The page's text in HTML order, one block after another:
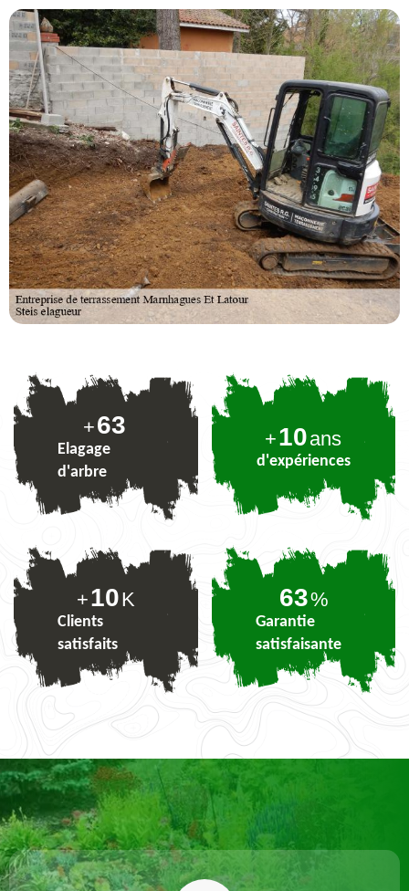
+78
Elagage
d'arbre
+10ans
d'expériences
+10K
Clients
satisfaits
78%
Garantie
satisfaisante